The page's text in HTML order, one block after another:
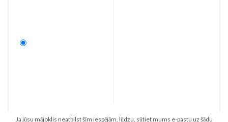
Ja jūsu mājoklis neatbilst šīm iespējām, lūdzu, sūtiet mums e-pastu uz šādu